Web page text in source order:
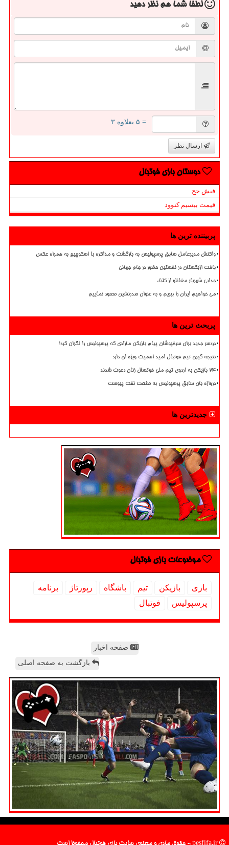
لطفا شما همنظر دهید
= ۵ بعلاوه ۳
ارسال نظر
دوستان بازی فوتبال
فیش حج
قیمت بیسیم کنوود
پربیننده ترین ها
واکنش مدیرعامل سابق پرسپولیس به بازگشت و مذاکره با اسکوچیچ به همراه عکس
باخت ازبکستان در نخستین حضور در جام جهانی
جدایی شهریار مغانلو از کلباء
می خواهیم ایران را ببریم و به عنوان صدرنشین صعود نماییم
پربحث ترین ها
دردسر جدید برای سرخپوشان پیام بازیکن مازادی که پرسپولیس را نگران کرد!
نتیجه گیری تیم فوتبال امید اهمیت ویژه ای دارد
۲۴ بازیکن به اردوی تیم ملی فوتسال زنان دعوت شدند
دروازه بان سابق پرسپولیس به صنعت نفت پیوست
جدیدترین ها
موضوعات بازی فوتبال
بازی بازیكن تیم باشگاه رپورتاژ
برنامه
پرسپولیس
فوتبال
صفحه اخبار
بازگشت به صفحه اصلی